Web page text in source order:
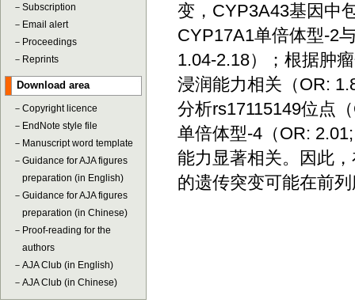
－ Subscription
－ Email alert
－ Proceedings
－ Reprints
Download area
－ Copyright licence
－ EndNote style file
－ Manuscript word template
－ Guidance for AJA figures
preparation (in English)
－ Guidance for AJA figures
preparation (in Chinese)
－ Proof-reading for the
authors
－ AJA Club (in English)
－ AJA Club (in Chinese)
变，CYP3A43基因中
CYP17A1单倍体型-2
1.04-2.18）；根据肿
浸润能力相关（OR:
分析rs17115149位点
单倍体型-4（OR:
能力显著相关。因此
的遗传突变可能在前